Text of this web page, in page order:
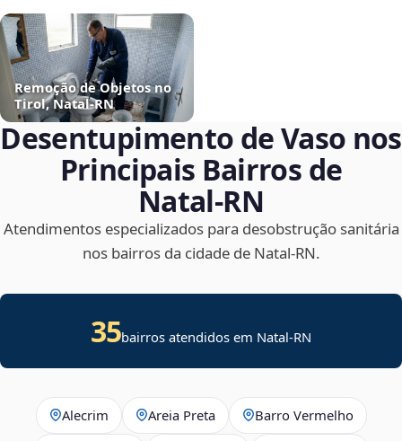
Remoção de Objetos no
Tirol, Natal‑RN
Desentupimento de Vaso nos
Principais Bairros de
Natal‑RN
Atendimentos especializados para desobstrução sanitária
nos bairros da cidade de Natal‑RN.
35bairros atendidos em Natal-RN
Alecrim Areia Preta Barro Vermelho